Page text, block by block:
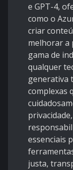
e GPT-4,
como o
criar
melhorar a
gama de
qualquer
generativa
complexas
essenciais
justa,